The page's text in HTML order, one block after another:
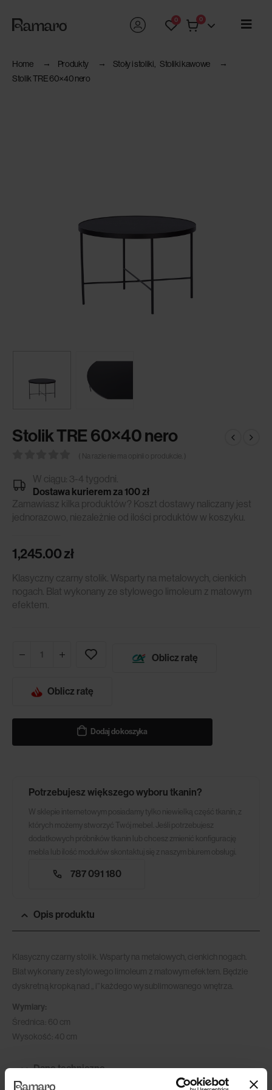
0 0
Home Produkty Stoły i stoliki
Stoliki kawowe
Stolik TRE 60×40 nero
Stolik TRE 60×40 nero
( Na razie nie ma opinii o produkcie. )
W ciągu: 3-4 tygodni.
Dostawa kurierem za 100 zł
Zamawiasz kilka produktów? Koszt dostawy naliczany jest
jednorazowo, niezależnie od ilości produktów w koszyku.
1,245.00zł
Klasyczny czarny stolik. Wsparty na metalowych, cienkich
nogach. Blat wykonany ze stylowego limoleum z matowym
efektem.
Oblicz ratę
Oblicz ratę
Dodaj do koszyka
Potrzebujesz większego wyboru tkanin?
W sklepie internetowym posiadamy tylko niewielką część tkanin, z
których możemy stworzyć Twój mebel. Jeśli potrzebujesz
dodatkowych próbników tkanin lub chcesz zmienić konfigurację
mebla lub ilość modułów skontaktuj się z naszym biurem obsługi.
787 091 180
Opis produktu
Klasyczny czarny stolik. Wsparty na metalowych, cienkich nogach.
Blat wykonany ze stylowego limoleum z matowym efektem. Będzie
dyskretną kropką nad „ i” każdego wysublimowanego wnętrza.
Wymiary:
Średnica: 60 cm
Wysokość: 40 cm
Dane techniczne